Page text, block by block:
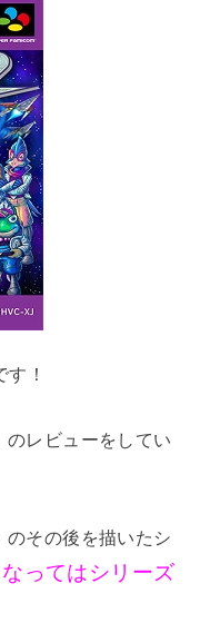
す！
のレビューをしてい
その後を描いたシ
ってはシリーズ